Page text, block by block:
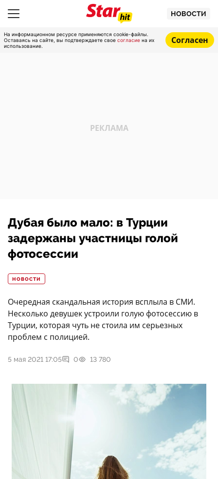
НОВОСТИ
На информационном ресурсе применяются cookie-файлы.
Оставаясь на сайте, вы подтверждаете свое согласие на их
использование.
Согласен
Дубая было мало: в Турции
задержаны участницы голой
фотосессии
НОВОСТИ
Очередная скандальная история всплыла в СМИ.
Несколько девушек устроили голую фотосессию в
Турции, которая чуть не стоила им серьезных
проблем с полицией.
5 мая 2021 17:05 0 13 780